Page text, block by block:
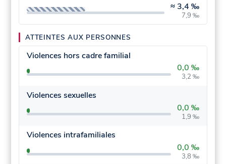
≈ 3,4 ‰
7,9 ‰
ATTEINTES AUX PERSONNES
Violences hors cadre familial
0,0 ‰
3,2 ‰
Violences sexuelles
0,0 ‰
1,9 ‰
Violences intrafamiliales
0,0 ‰
3,8 ‰